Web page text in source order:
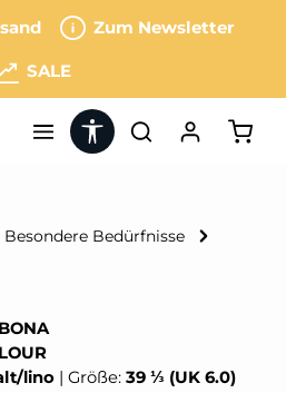
Zum Newsletter
SALE
Werkzeugleiste anzeigen
Besondere Bedürfnisse
lino | Größe: 39 ⅓ (UK 6.0)